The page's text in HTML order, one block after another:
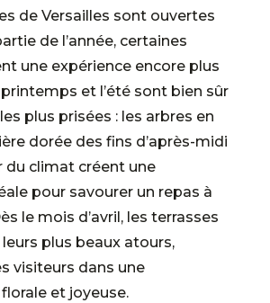
de Versailles sont ouvertes
de l’année, certaines
une expérience encore plus
et l’été sont bien sûr
plus prisées : les arbres en
dorée des fins d’après-midi
du climat créent une
pour savourer un repas à
le mois d’avril, les terrasses
plus beaux atours,
visiteurs dans une
et joyeuse.